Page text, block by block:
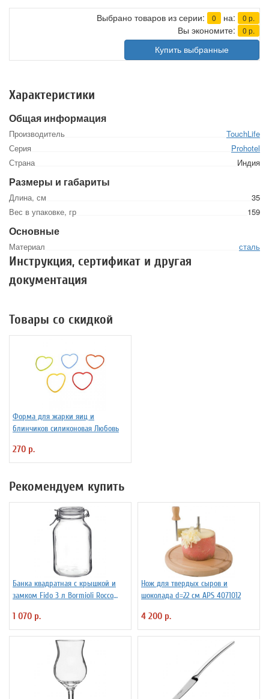
Выбрано товаров из серии: 0 на: 0 р.
Вы экономите: 0 р.
Купить выбранные
Характеристики
Общая информация
Производитель
TouchLife
Серия
Prohotel
Страна
Индия
Размеры и габариты
Длина, см
35
Вес в упаковке, гр
159
Основные
Материал сталь
Инструкция, сертификат и другая
документация
Товары со скидкой
Форма для жарки яиц и
блинчиков силиконовая Любовь
270 р.
Рекомендуем купить
Банка квадратная с крышкой и
замком Fido 3 л Bormioli Rocco
1 070 р.
Нож для твердых сыров и
шоколада d=22 см APS 4071012
4 200 р.